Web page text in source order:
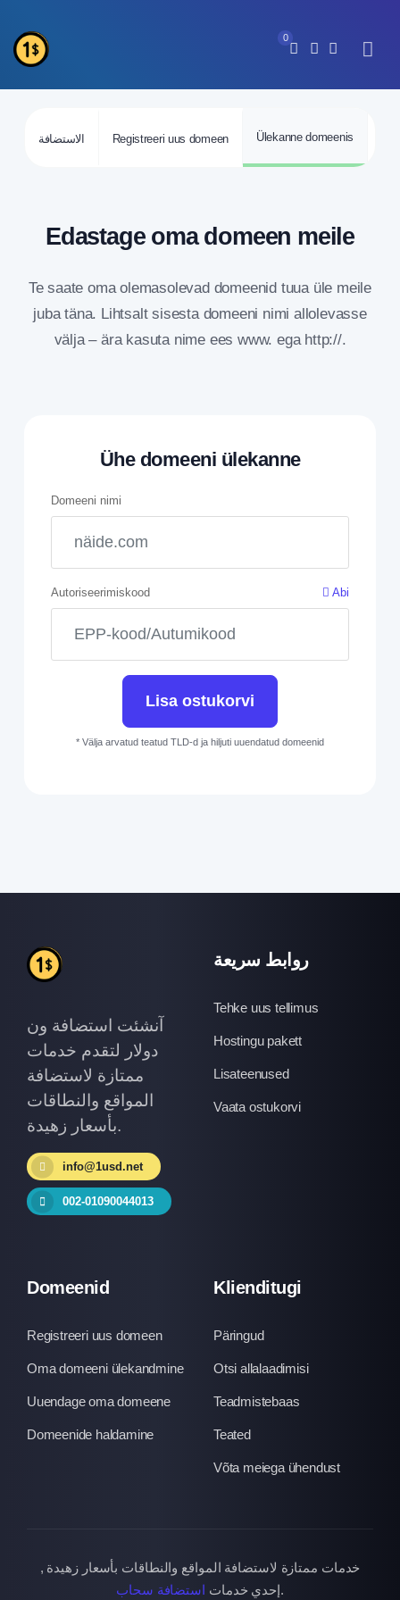
0
الاستضافة Registreeri uus domeen Ülekanne domeenis
Edastage oma domeen meile
Te saate oma olemasolevad domeenid tuua üle meile
juba täna. Lihtsalt sisesta domeeni nimi allolevasse
välja – ära kasuta nime ees www. ega http://.
Ühe domeeni ülekanne
Domeeni nimi
Autoriseerimiskood Abi
Lisa ostukorvi
* Välja arvatud teatud TLD-d ja hiljuti uuendatud domeenid
آنشئت استضافة ون
دولار لتقدم خدمات
ممتازة لاستضافة
المواقع والنطاقات
بأسعار زهيدة.
info@1usd.net
002-01090044013
روابط سريعة
Tehke uus tellimus
Hostingu pakett
Lisateenused
Vaata ostukorvi
Domeenid
Registreeri uus domeen
Oma domeeni ülekandmine
Uuendage oma domeene
Domeenide haldamine
Klienditugi
Päringud
Otsi allalaadimisi
Teadmistebaas
Teated
Võta meiega ühendust
خدمات ممتازة لاستضافة المواقع والنطاقات بأسعار زهيدة ,
إحدي خدمات استضافة سحاب .